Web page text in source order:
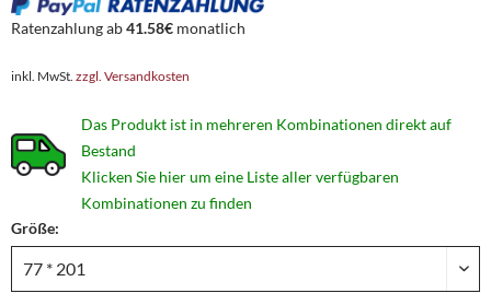
Ratenzahlung ab41.58€ monatlich
inkl. MwSt. zzgl. Versandkosten
Das Produkt ist in mehreren Kombinationen direkt auf
Bestand
Klicken Sie hier um eine Liste aller verfügbaren
Kombinationen zu finden
Größe: